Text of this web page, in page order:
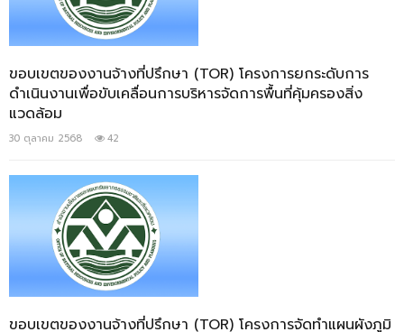
ขอบเขตของงานจ้างที่ปรึกษา (TOR) โครงการยกระดับการ
ดำเนินงานเพื่อขับเคลื่อนการบริหารจัดการพื้นที่คุ้มครองสิ่ง
แวดล้อม
30 ตุลาคม 2568 42
ขอบเขตของงานจ้างที่ปรึกษา (TOR) โครงการจัดทำแผนผังภูมิ